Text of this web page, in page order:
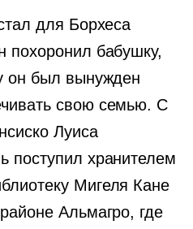
для Борхеса
похоронил бабушку,
он был вынужден
свою семью. С
Луиса
поступил хранителем
Мигеля Кане
Альмагро, где